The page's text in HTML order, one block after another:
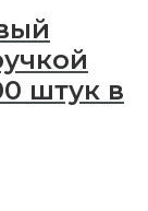
штук в